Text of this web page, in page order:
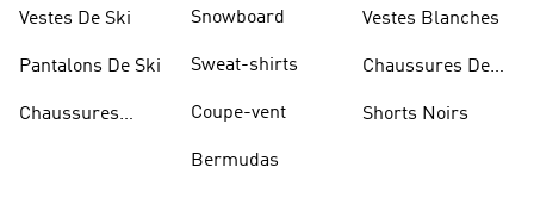
Vestes De Ski
Pantalons De Ski
Chaussures
Snowboard
Sweat-shirts
Coupe-vent
Bermudas
Vestes Blanches
Chaussures De
Shorts Noirs